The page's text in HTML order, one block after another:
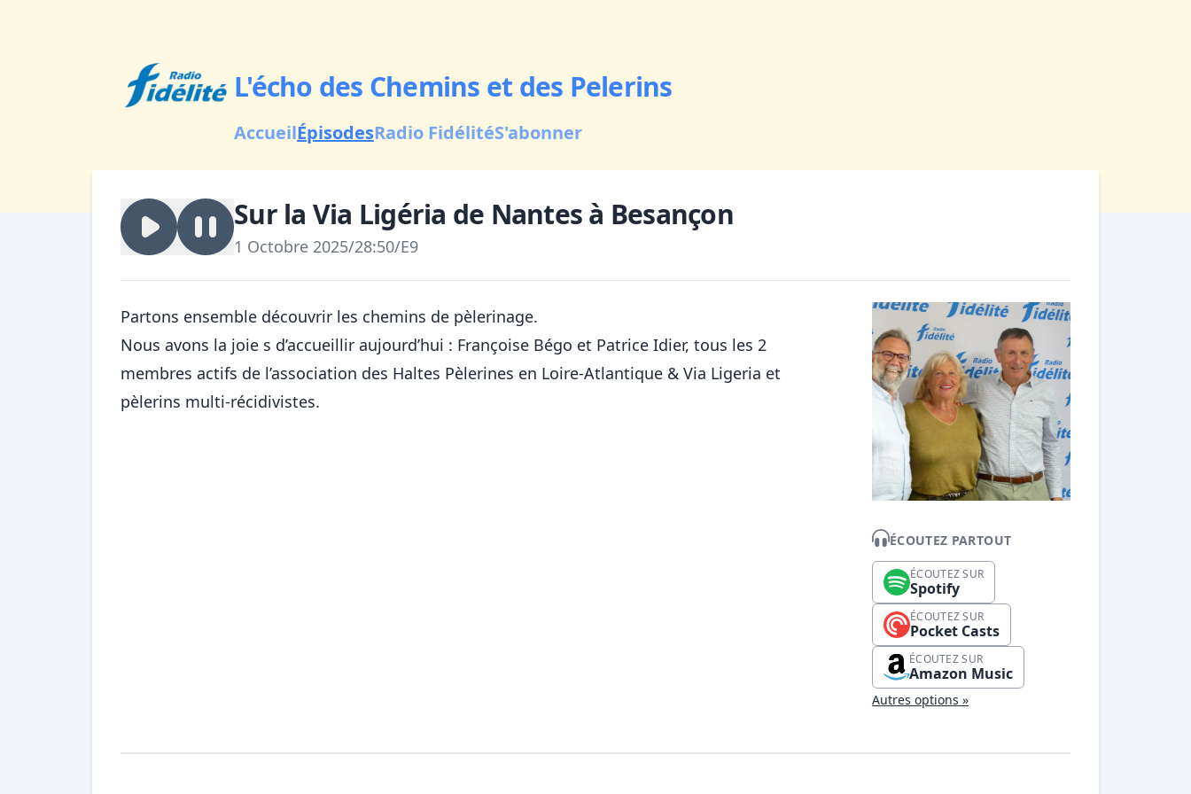
L'écho des Chemins et des Pelerins
AccueilÉpisodesRadio FidélitéS'abonner
Sur la Via Ligéria de Nantes à Besançon
1 Octobre 2025/28:50/E9
Partons ensemble découvrir les chemins de pèlerinage.
Nous avons la joie s d’accueillir aujourd’hui : Françoise Bégo et Patrice Idier, tous les 2
membres actifs de l’association des Haltes Pèlerines en Loire-Atlantique & Via Ligeria et
pèlerins multi-récidivistes.
ÉCOUTEZ PARTOUT
ÉCOUTEZ SUR
Spotify
ÉCOUTEZ SUR
Pocket Casts
ÉCOUTEZ SUR
Amazon Music
Autres options »